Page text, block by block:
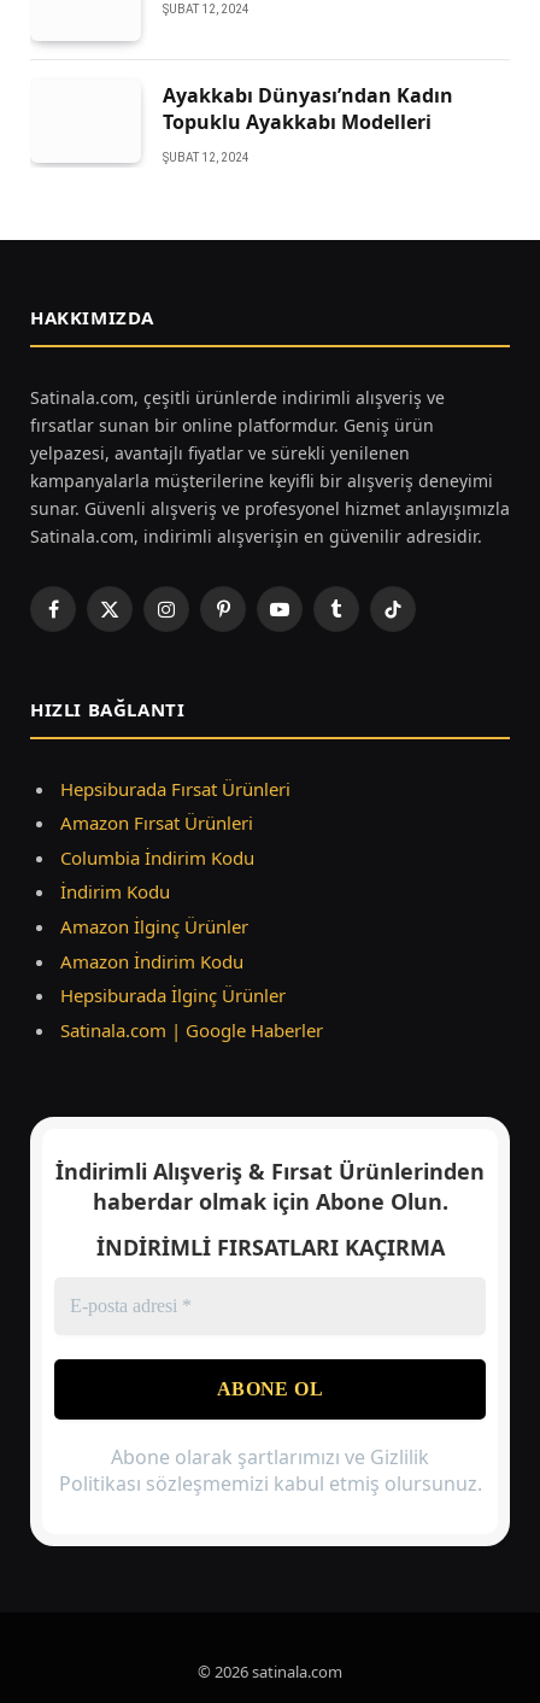
ŞUBAT 12, 2024
Ayakkabı Dünyası’ndan Kadın
Topuklu Ayakkabı Modelleri
ŞUBAT 12, 2024
HAKKIMIZDA
Satinala.com, çeşitli ürünlerde indirimli alışveriş ve
fırsatlar sunan bir online platformdur. Geniş ürün
yelpazesi, avantajlı fiyatlar ve sürekli yenilenen
kampanyalarla müşterilerine keyifli bir alışveriş deneyimi
sunar. Güvenli alışveriş ve profesyonel hizmet anlayışımızla
Satinala.com, indirimli alışverişin en güvenilir adresidir.
Facebook
X
InstagramPinterestYouTubeTumblrTikTok
HIZLI BAĞLANTI
Hepsiburada Fırsat Ürünleri
Amazon Fırsat Ürünleri
Columbia İndirim Kodu
İndirim Kodu
Amazon İlginç Ürünler
Amazon İndirim Kodu
Hepsiburada İlginç Ürünler
Satinala.com | Google Haberler
İndirimli Alışveriş & Fırsat Ürünlerinden
haberdar olmak için Abone Olun.
İNDİRİMLİ FIRSATLARI KAÇIRMA
Abone olarak şartlarımızı ve Gizlilik
Politikası sözleşmemizi kabul etmiş olursunuz.
© 2026 satinala.com